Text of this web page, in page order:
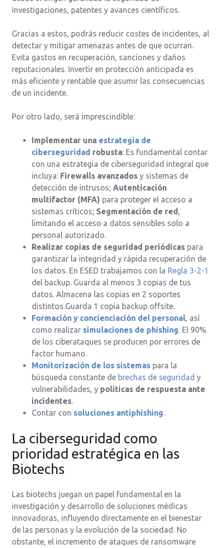
investigaciones, patentes y avances científicos.
Gracias a estos, podrás reducir costes de incidentes, al
detectar y mitigar amenazas antes de que ocurran.
Evita gastos en recuperación, sanciones y daños
reputacionales. Invertir en protección anticipada es
más eficiente y rentable que asumir las consecuencias
de un incidente.
Por otro lado, será imprescindible:
Implementar una estrategia de
ciberseguridad robusta: Es fundamental contar
con una estrategia de ciberseguridad integral que
incluya: Firewalls avanzados y sistemas de
detección de intrusos; Autenticación
multifactor (MFA) para proteger el acceso a
sistemas críticos; Segmentación de red,
limitando el acceso a datos sensibles solo a
personal autorizado.
Realizar copias de seguridad periódicas para
garantizar la integridad y rápida recuperación de
los datos. En ESED trabajamos con la Regla 3-2-1
del backup. Guarda al menos 3 copias de tus
datos. Almacena las copias en 2 soportes
distintos.Guarda 1 copia backup offsite.
Formación y concienciación del personal, así
como realizar simulaciones de phishing. El 90%
de los ciberataques se producen por errores de
factor humano.
Monitorización de los sistemas para la
búsqueda constante de brechas de seguridad y
vulnerabilidades, y políticas de respuesta ante
incidentes.
Contar con soluciones antiphishing.
La ciberseguridad como
prioridad estratégica en las
Biotechs
Las biotechs juegan un papel fundamental en la
investigación y desarrollo de soluciones médicas
innovadoras, influyendo directamente en el bienestar
de las personas y la evolución de la sociedad. No
obstante, el incremento de ataques de ransomware